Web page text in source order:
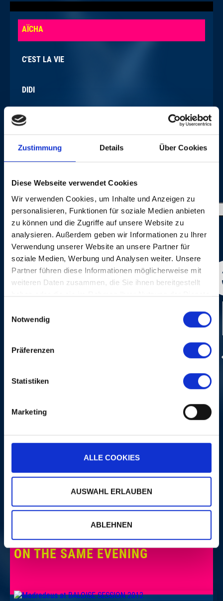
Zustimmung Details Über Cookies
Diese Webseite verwendet Cookies
Wir verwenden Cookies, um Inhalte und Anzeigen zu
personalisieren, Funktionen für soziale Medien anbieten
zu können und die Zugriffe auf unsere Website zu
analysieren. Außerdem geben wir Informationen zu Ihrer
Verwendung unserer Website an unsere Partner für
soziale Medien, Werbung und Analysen weiter. Unsere
Partner führen diese Informationen möglicherweise mit
weiteren Daten zusammen, die Sie ihnen bereitgestellt
haben oder die sie im Rahmen Ihrer Nutzung der Dienste
Notwendig
Präferenzen
Statistiken
Marketing
ALLE COOKIES
AUSWAHL ERLAUBEN
ABLEHNEN
CREDITS
AÏCHA
C'EST LA VIE
DIDI
window.
server or network failed or because the format is not
IMAGE GALLERY
Tue, 30. Oct 2012, 9.45 PM | AROUND
THE WORLD
MORE
ON THE SAME EVENING